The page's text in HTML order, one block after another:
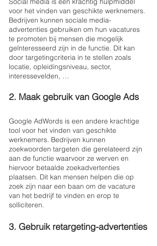
voor het vinden van geschikte werknemers.
Bedrijven kunnen sociale media-
advertenties gebruiken om hun vacatures
te promoten bij mensen die mogelijk
geïnteresseerd zijn in de functie. Dit kan
door targetingcriteria in te stellen zoals
locatie, opleidingsniveau, sector,
interessevelden, …
2. Maak gebruik van Google Ads
Google AdWords is een andere krachtige
tool voor het vinden van geschikte
werknemers. Bedrijven kunnen
zoekwoorden targeten die gerelateerd zijn
aan de functie waarvoor ze werven en
hiervoor betaalde zoekadvertenties
plaatsen. Dit kan mensen helpen die op
zoek zijn naar een baan om de vacature
van het bedrijf te vinden en erop te
solliciteren.
3. Gebruik retargeting-advertenties